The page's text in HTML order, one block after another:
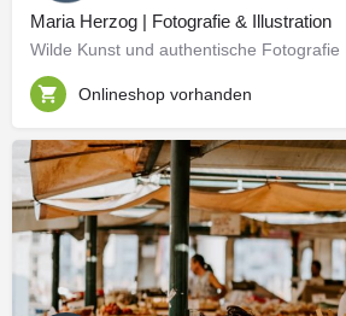
Maria Herzog | Fotografie & Illustration
Wilde Kunst und authentische Fotografie
Onlineshop vorhanden